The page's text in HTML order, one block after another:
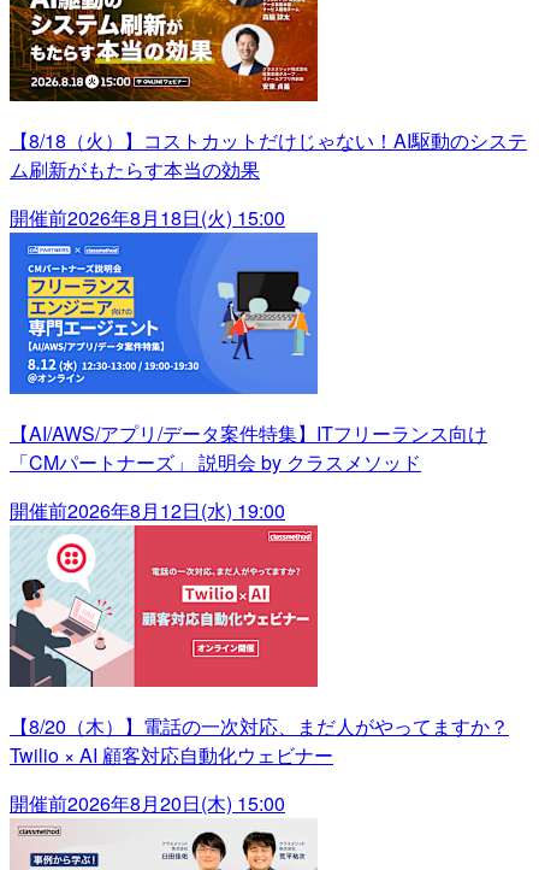
【8/18（火）】コストカットだけじゃない！AI駆動のシステ
ム刷新がもたらす本当の効果
開催前2026年8月18日(火) 15:00
【AI/AWS/アプリ/データ案件特集】ITフリーランス向け
「CMパートナーズ」 説明会 by クラスメソッド
開催前2026年8月12日(水) 19:00
【8/20（木）】電話の一次対応、まだ人がやってますか？
Twilio × AI 顧客対応自動化ウェビナー
開催前2026年8月20日(木) 15:00